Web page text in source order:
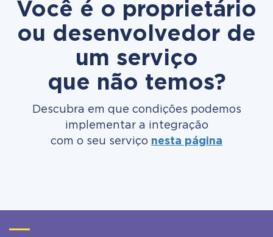
Você é o proprietário
ou desenvolvedor de
um serviço
que não temos?
Descubra em que condições podemos
implementar a integração
com o seu serviço nesta página